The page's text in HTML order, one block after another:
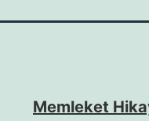
Memleket